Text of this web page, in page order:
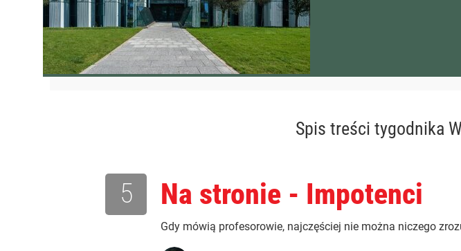
Spis treści tygodnika
Na stronie - Impotenci
Gdy mówią profesorowie, najczęściej nie można niczego
5